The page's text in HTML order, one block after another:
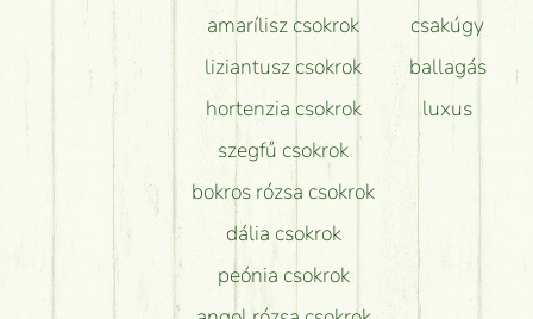
amarílisz csokrok
liziantusz csokrok
hortenzia csokrok
szegfű csokrok
bokros rózsa csokrok
dália csokrok
peónia csokrok
csakúgy
ballagás
luxus